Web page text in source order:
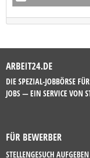
ARBEIT24.DE
DIE SPEZIAL-JOBBÖRSE
JOBS — EIN SERVICE VON
FÜR BEWERBER
STELLENGESUCH AUFGEBEN